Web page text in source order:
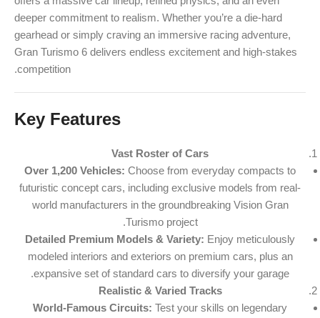
deeper commitment to realism. Whether you’re a die-hard
gearhead or simply craving an immersive racing adventure,
Gran Turismo 6 delivers endless excitement and high-stakes
competition.
Key Features
Vast Roster of Cars
Over 1,200 Vehicles: Choose from everyday compacts to
futuristic concept cars, including exclusive models from real-
world manufacturers in the groundbreaking Vision Gran
Turismo project.
Detailed Premium Models & Variety: Enjoy meticulously
modeled interiors and exteriors on premium cars, plus an
expansive set of standard cars to diversify your garage.
Realistic & Varied Tracks
World-Famous Circuits: Test your skills on legendary